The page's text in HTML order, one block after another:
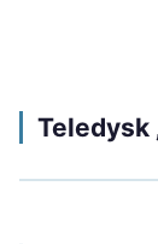
Teledysk